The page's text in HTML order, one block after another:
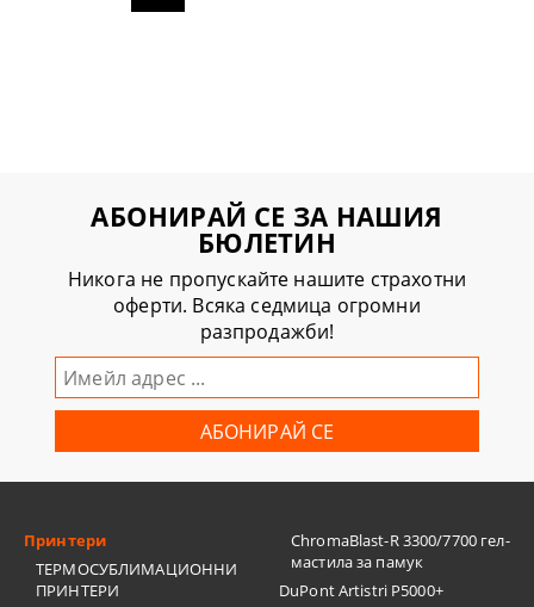
АБОНИРАЙ СЕ ЗА НАШИЯ
БЮЛЕТИН
Никога не пропускайте нашите страхотни
оферти. Всяка седмица огромни
разпродажби!
Принтери
ТЕРМОСУБЛИМАЦИОННИ
ПРИНТЕРИ
ChromaBlast-R 3300/7700 гел-
мастила за памук
DuPont Artistri P5000+